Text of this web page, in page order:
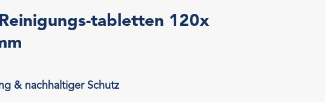
tabletten 120x
& nachhaltiger Schutz